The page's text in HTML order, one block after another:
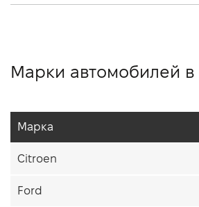
Марки автомобилей в
Марка
Citroen
Ford